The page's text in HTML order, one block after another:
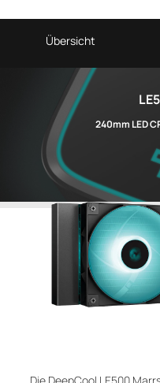
Übersicht
240mm LED